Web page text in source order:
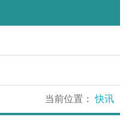
当前位置：快讯